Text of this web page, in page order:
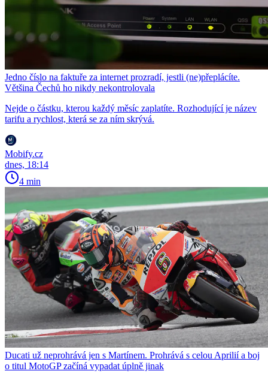
Jedno číslo na faktuře za internet prozradí, jestli (ne)přeplácíte.
Většina Čechů ho nikdy nekontrolovala
Nejde o částku, kterou každý měsíc zaplatíte. Rozhodující je název
tarifu a rychlost, která se za ním skrývá.
Mobify.cz
dnes, 18:14
4 min
Ducati už neprohrává jen s Martínem. Prohrává s celou Aprilií a boj
o titul MotoGP začíná vypadat úplně jinak